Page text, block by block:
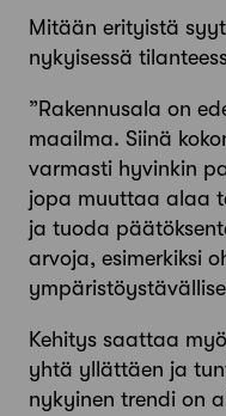
Mitään erityistä
nykyisessä
”Rakennusala on
maailma. Siinä
varmasti hyvinkin
jopa muuttaa alaa
ja tuoda
arvoja, esimerkiksi
Kehitys saattaa
yhtä yllättäen ja
nykyinen trendi on